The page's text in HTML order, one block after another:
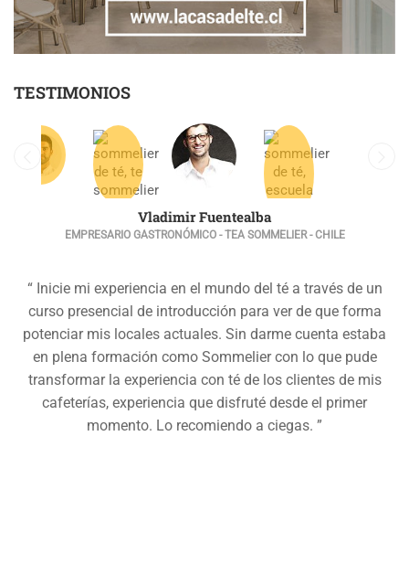
TESTIMONIOS
Vladimir Fuentealba
EMPRESARIO GASTRONÓMICO - TEA SOMMELIER - CHILE
“ Inicie mi experiencia en el mundo del té a través de un
curso presencial de introducción para ver de que forma
potenciar mis locales actuales. Sin darme cuenta estaba
en plena formación como Sommelier con lo que pude
transformar la experiencia con té de los clientes de mis
cafeterías, experiencia que disfruté desde el primer
momento. Lo recomiendo a ciegas. ”